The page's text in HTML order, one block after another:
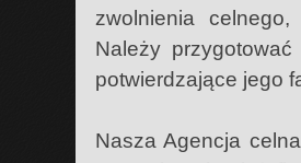
zwolnienia
Należy
potwierdzające jego
Nasza Agencja